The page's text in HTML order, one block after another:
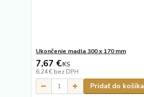
Ukončenie madla 300 x 170 mm
7,67 €/KS
6,24 € bez DPH
Pridať do košíka